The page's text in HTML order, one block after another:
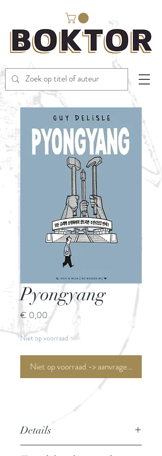
Pyongyang
€ 0,00 Prijs
Niet op voorraad
Niet op voorraad -> aanvragen <-
Details